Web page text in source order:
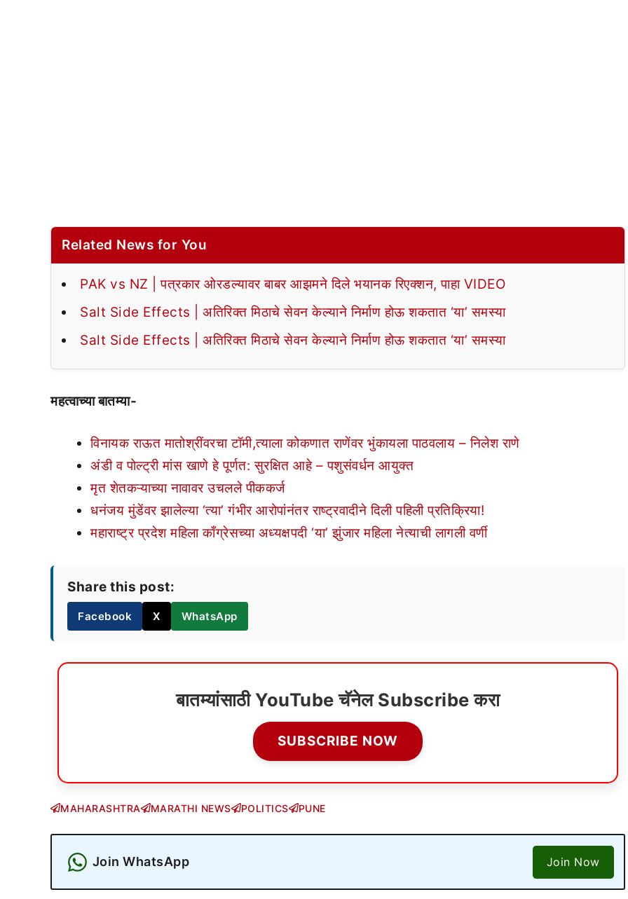
Related News for You
PAK vs NZ | पत्रकार ओरडल्यावर बाबर आझमने दिले भयानक रिएक्शन, पाहा VIDEO
Salt Side Effects | अतिरिक्त मिठाचे सेवन केल्याने निर्माण होऊ शकतात ‘या’ समस्या
Salt Side Effects | अतिरिक्त मिठाचे सेवन केल्याने निर्माण होऊ शकतात ‘या’ समस्या
महत्वाच्या बातम्या-
विनायक राऊत मातोश्रींवरचा टॉमी,त्याला कोकणात राणेंवर भुंकायला पाठवलाय – निलेश राणे
अंडी व पोल्ट्री मांस खाणे हे पूर्णत: सुरक्षित आहे – पशुसंवर्धन आयुक्त
मृत शेतकऱ्याच्या नावावर उचलले पीककर्ज
धनंजय मुंडेंवर झालेल्या ‘त्या’ गंभीर आरोपांनंतर राष्ट्रवादीने दिली पहिली प्रतिक्रिया!
महाराष्ट्र प्रदेश महिला काँग्रेसच्या अध्यक्षपदी ‘या’ झुंजार महिला नेत्याची लागली वर्णी
Share this post:
Facebook X WhatsApp
बातम्यांसाठी YouTube चॅनेल Subscribe करा
SUBSCRIBE NOW
MAHARASHTRA MARATHI NEWS POLITICS PUNE
Join WhatsApp Join Now